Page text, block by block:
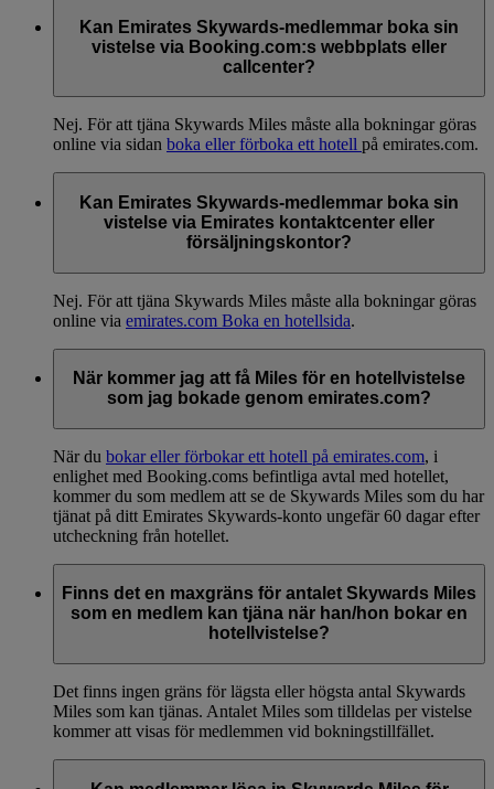
Kan Emirates Skywards-medlemmar boka sin
vistelse via Booking.com:s webbplats eller
callcenter?
Nej. För att tjäna Skywards Miles måste alla bokningar göras
online via sidan boka eller förboka ett hotell på emirates.com.
Kan Emirates Skywards-medlemmar boka sin
vistelse via Emirates kontaktcenter eller
försäljningskontor?
Nej. För att tjäna Skywards Miles måste alla bokningar göras
online via emirates.com Boka en hotellsida.
När kommer jag att få Miles för en hotellvistelse
som jag bokade genom emirates.com?
När du bokar eller förbokar ett hotell på emirates.com, i
enlighet med Booking.coms befintliga avtal med hotellet,
kommer du som medlem att se de Skywards Miles som du har
tjänat på ditt Emirates Skywards-konto ungefär 60 dagar efter
utcheckning från hotellet.
Finns det en maxgräns för antalet Skywards Miles
som en medlem kan tjäna när han/hon bokar en
hotellvistelse?
Det finns ingen gräns för lägsta eller högsta antal Skywards
Miles som kan tjänas. Antalet Miles som tilldelas per vistelse
kommer att visas för medlemmen vid bokningstillfället.